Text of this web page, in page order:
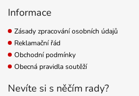
Informace
Zásady zpracování osobních údajů
Reklamační řád
Obchodní podmínky
Obecná pravidla soutěží
Nevíte si s něčím rady?